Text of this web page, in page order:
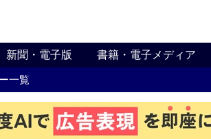
新聞・電子版 書籍・電子メディア
一覧